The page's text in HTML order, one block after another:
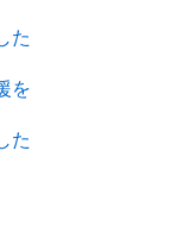
た
を
た